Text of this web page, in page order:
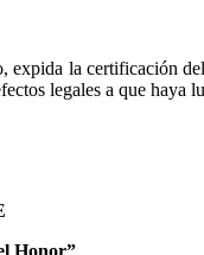
la certificación
legales a que haya